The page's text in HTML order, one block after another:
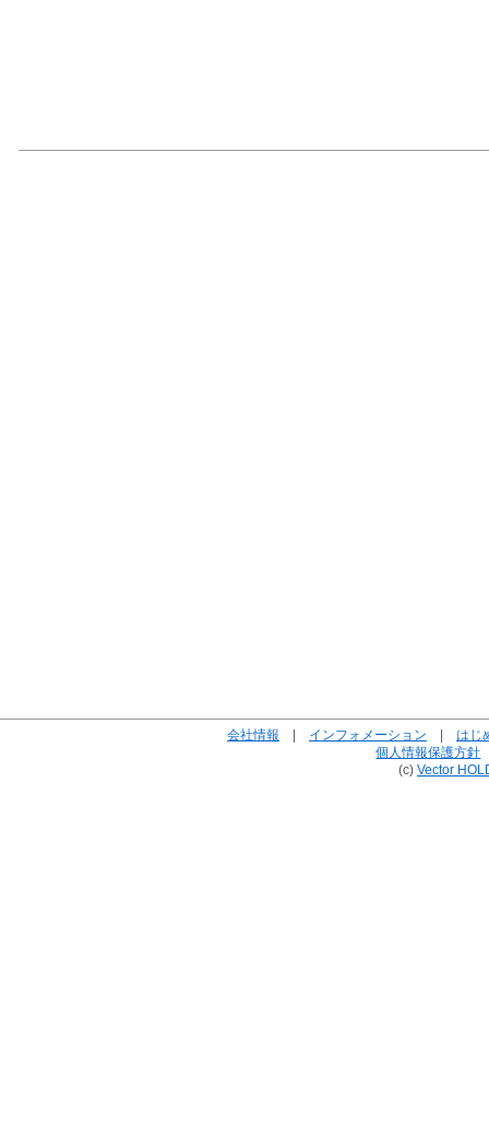
会社情報 | インフォメーション | はじ
個人情報保護方針
(c) Vector